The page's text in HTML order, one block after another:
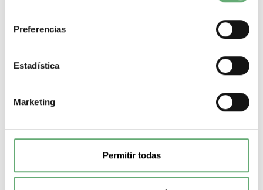
Preferencias
Estadística
Marketing
Permitir todas
Placa pasacables troquelada 2 M20 o M32 + 2 M25 o
M40 ref. 8892 Schneider Electric [PLAZO 3-6 SEMANAS]
8892 | Prisma Placa de prensa de Schneider Electric ref.
8892 Precio: 25,75€ - Oferta con un 59% de...
- +
Comprar